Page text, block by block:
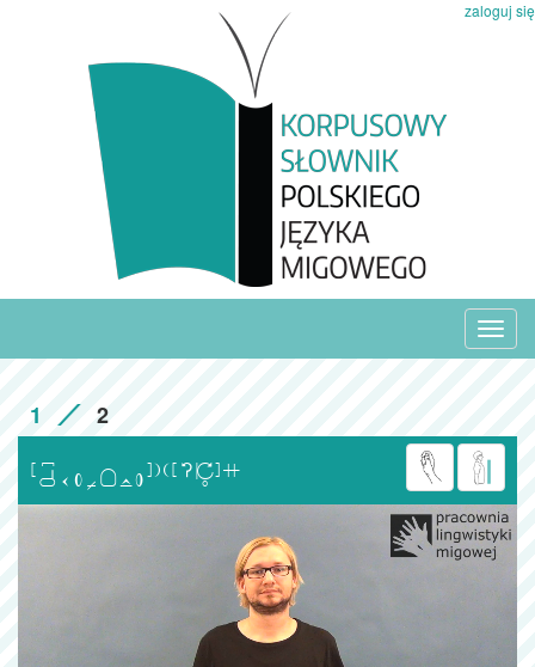
zaloguj się
1 2
